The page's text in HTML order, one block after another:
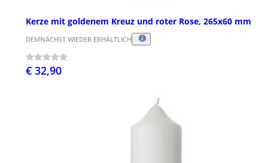
Kerze mit goldenem Kreuz und roter Rose, 265x60 mm
DEMNÄCHST WIEDER ERHÄLTLICH
€ 32,90